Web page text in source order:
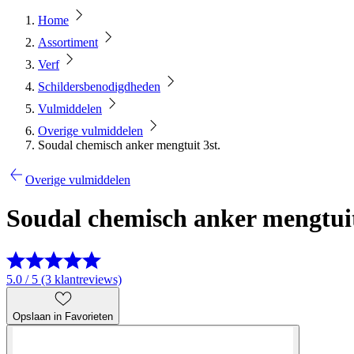
Home
Assortiment
Verf
Schildersbenodigdheden
Vulmiddelen
Overige vulmiddelen
Soudal chemisch anker mengtuit 3st.
Overige vulmiddelen
Soudal chemisch anker
5.0 / 5 (3 klantreviews)
Opslaan in Favorieten